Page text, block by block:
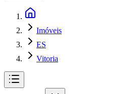
Imóveis
ES
Vitoria